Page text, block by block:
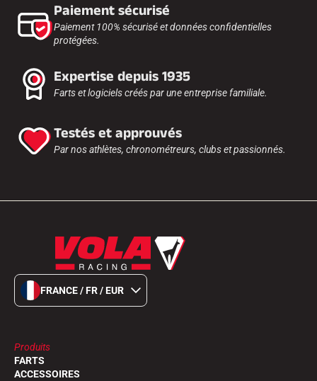
Paiement sécurisé
Paiement 100% sécurisé et données confidentielles
protégées.
Expertise depuis 1935
Farts et logiciels créés par une entreprise familiale.
Testés et approuvés
Par nos athlètes, chronométreurs, clubs et passionnés.
FRANCE / FR / EUR
Produits
FARTS
ACCESSOIRES